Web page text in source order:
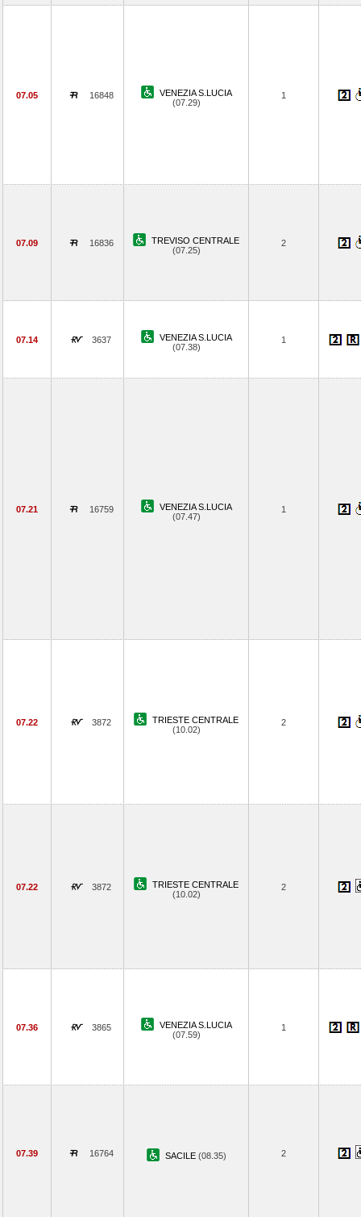
07.05 16848
VENEZIA S.LUCIA
(07.29)
1
07.09 16836
TREVISO CENTRALE
(07.25)
2
07.14 3637
VENEZIA S.LUCIA
(07.38)
1
07.21 16759
VENEZIA S.LUCIA
(07.47)
1
07.22 3872
TRIESTE CENTRALE
(10.02)
2
07.22 3872
TRIESTE CENTRALE
(10.02)
2
07.36 3865
VENEZIA S.LUCIA
(07.59)
1
07.39 16764 SACILE (08.35) 2